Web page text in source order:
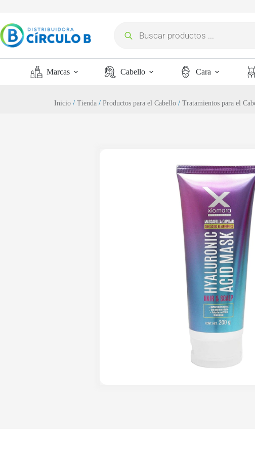
Marcas Cabello Cara
Inicio /Tienda /Productos para el Cabello /Tratamientos para el